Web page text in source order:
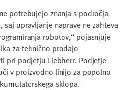
potrebujejo znanja s področja
upravljanje naprave ne zahteva
robotov,“ pojasnjuje
za tehnično prodajo
pri podjetju Liebherr. Podjetje
v proizvodno linijo za popolno
sklopa.